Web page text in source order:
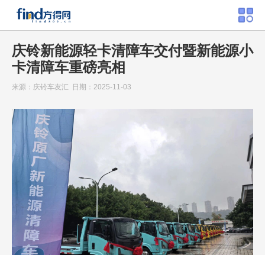
庆铃新能源轻卡清障车交付暨新能源小
卡清障车重磅亮相
来源：庆铃车友汇 日期：2025-11-03